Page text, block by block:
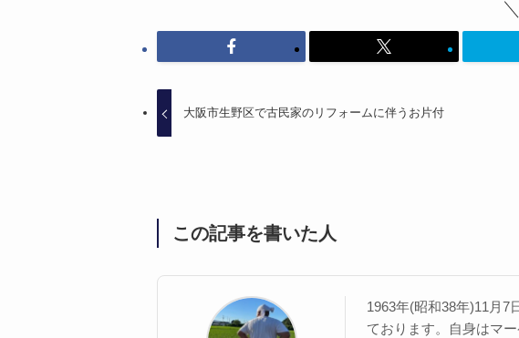
大阪市生野区で古民家のリフォームに伴うお片付
この記事を書いた人
1963年(昭和38年)11月7
ております。自身はマ